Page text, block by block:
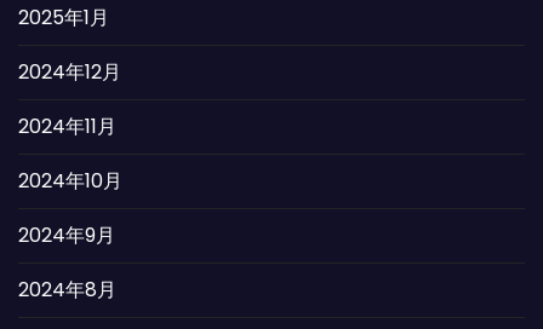
2025年1月
2024年12月
2024年11月
2024年10月
2024年9月
2024年8月